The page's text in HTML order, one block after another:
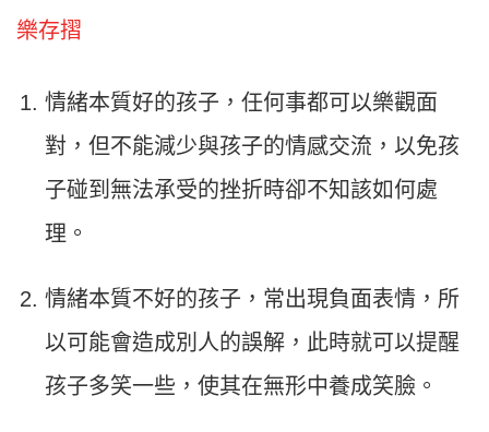
樂存摺
情緒本質好的孩子，任何事都可以樂觀面
對，但不能減少與孩子的情感交流，以免孩
子碰到無法承受的挫折時卻不知該如何處
理。
情緒本質不好的孩子，常出現負面表情，所
以可能會造成別人的誤解，此時就可以提醒
孩子多笑一些，使其在無形中養成笑臉。